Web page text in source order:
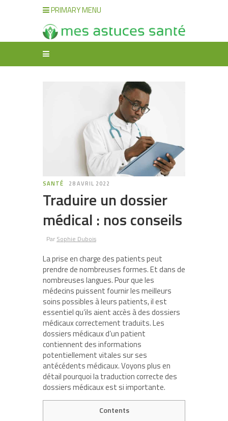
PRIMARY MENU
SANTÉ 28 AVRIL 2022
Traduire un dossier
médical : nos conseils
Par Sophie Dubois
La prise en charge des patients peut
prendre de nombreuses formes. Et dans de
nombreuses langues. Pour que les
médecins puissent fournir les meilleurs
soins possibles à leurs patients, il est
essentiel qu’ils aient accès à des dossiers
médicaux correctement traduits. Les
dossiers médicaux d’un patient
contiennent des informations
potentiellement vitales sur ses
antécédents médicaux. Voyons plus en
détail pourquoi la traduction correcte des
dossiers médicaux est si importante.
Contents